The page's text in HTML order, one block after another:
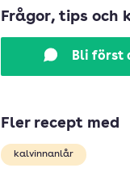
Frågor, tips och
Bli först
Fler recept med
kalvinnanlår